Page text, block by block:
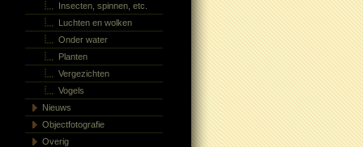
Insecten, spinnen, etc.
Luchten en wolken
Onder water
Planten
Vergezichten
Vogels
Nieuws
Objectfotografie
Overig